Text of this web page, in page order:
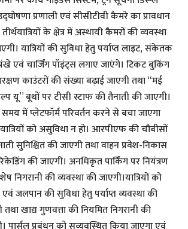
प्रणाली एवं सीसीटीवी कैमरे का प्रावधान
के क्षेत्र में अस्थायी कैमरों की व्यवस्था
यात्रियों की सुविधा हेतु पर्याप्त लाइट, संकेतक
एवं चार्जिंग पॉइंट्स लगाए जाएंगे। टिकट बुकिंग
काउंटरों की संख्या बढ़ाई जाएगी तथा “मई
यू” बूथों पर टीसी स्टाफ की तैनाती की जाएगी।
में प्लेटफॉर्म परिवर्तन करने से बचा जाएगा
को असुविधा न हो। आरपीएफ की चौबीसों
सुनिश्चित की जाएगी तथा वाहन प्रवेश-निकास
की जाएगी। अनधिकृत पार्किंग पर नियंत्रण
निगरानी की व्यवस्था की जाएगी।यात्रियों को
जलपान की सुविधा हेतु पर्याप्त व्यवस्था की
तथा खाद्य गुणवत्ता की नियमित निगरानी की